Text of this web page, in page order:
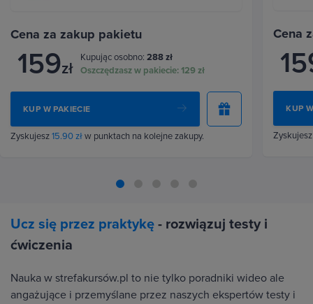
Cena za zakup pakietu
159zł
Kupując osobno: 288 zł
Oszczędzasz w pakiecie:129 zł
KUP W PAKIECIE
Zyskujesz15.90 złw punktach na kolejne zakupy.
Cena
KUP
Ucz się przez praktykę - rozwiązuj testy i
ćwiczenia
Nauka w strefakursów.pl to nie tylko poradniki wideo ale
angażujące i przemyślane przez naszych ekspertów testy i